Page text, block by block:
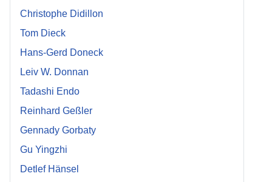
Christophe Didillon
Tom Dieck
Hans-Gerd Doneck
Leiv W. Donnan
Tadashi Endo
Reinhard Geßler
Gennady Gorbaty
Gu Yingzhi
Detlef Hänsel